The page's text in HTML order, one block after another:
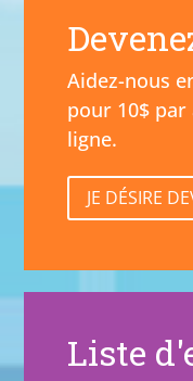
Aidez-nous
pour 10$ par
ligne.
JE DÉSIRE
Liste